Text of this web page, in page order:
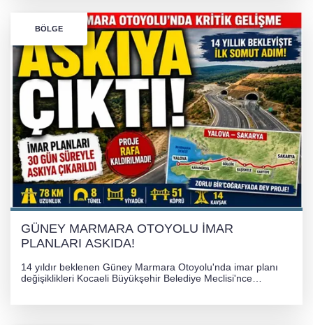
BÖLGE
GÜNEY MARMARA OTOYOLU İMAR
PLANLARI ASKIDA!
14 yıldır beklenen Güney Marmara Otoyolu'nda imar planı
değişiklikleri Kocaeli Büyükşehir Belediye Meclisi'nce